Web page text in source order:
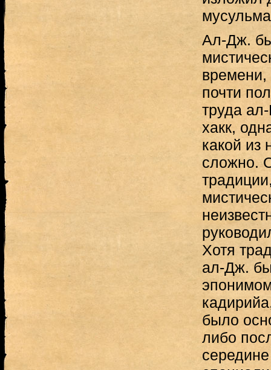
Ал-Дж.
времени,
почти
труда
хакк,
какой из
сложно.
Хотя
ал-Дж.
было
либо